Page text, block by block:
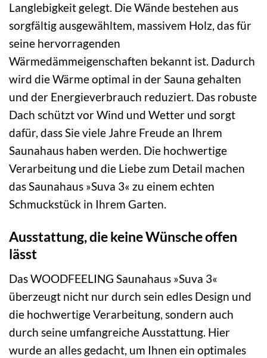
Langlebigkeit gelegt. Die Wände bestehen aus
sorgfältig ausgewähltem, massivem Holz, das für
seine hervorragenden
Wärmedämmeigenschaften bekannt ist. Dadurch
wird die Wärme optimal in der Sauna gehalten
und der Energieverbrauch reduziert. Das robuste
Dach schützt vor Wind und Wetter und sorgt
dafür, dass Sie viele Jahre Freude an Ihrem
Saunahaus haben werden. Die hochwertige
Verarbeitung und die Liebe zum Detail machen
das Saunahaus »Suva 3« zu einem echten
Schmuckstück in Ihrem Garten.
Ausstattung, die keine Wünsche offen
lässt
Das WOODFEELING Saunahaus »Suva 3«
überzeugt nicht nur durch sein edles Design und
die hochwertige Verarbeitung, sondern auch
durch seine umfangreiche Ausstattung. Hier
wurde an alles gedacht, um Ihnen ein optimales